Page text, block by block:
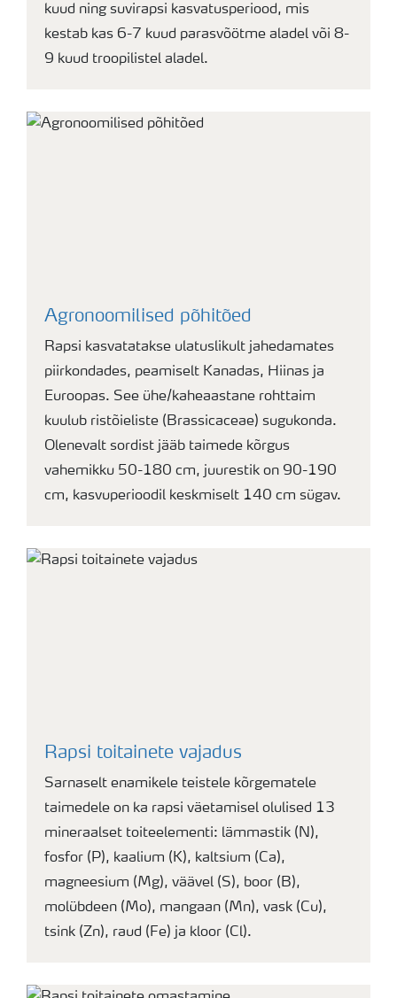
kuud ning suvirapsi kasvatusperiood, mis
kestab kas 6-7 kuud parasvõötme aladel või 8-
9 kuud troopilistel aladel.
Agronoomilised põhitõed
Rapsi kasvatatakse ulatuslikult jahedamates
piirkondades, peamiselt Kanadas, Hiinas ja
Euroopas. See ühe/kaheaastane rohttaim
kuulub ristõieliste (Brassicaceae) sugukonda.
Olenevalt sordist jääb taimede kõrgus
vahemikku 50-180 cm, juurestik on 90-190
cm, kasvuperioodil keskmiselt 140 cm sügav.
Rapsi toitainete vajadus
Sarnaselt enamikele teistele kõrgematele
taimedele on ka rapsi väetamisel olulised 13
mineraalset toiteelementi: lämmastik (N),
fosfor (P), kaalium (K), kaltsium (Ca),
magneesium (Mg), väävel (S), boor (B),
molübdeen (Mo), mangaan (Mn), vask (Cu),
tsink (Zn), raud (Fe) ja kloor (Cl).